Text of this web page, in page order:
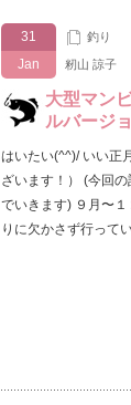
31
Jan
釣り
籾山 諒子
大型マン
ルバージョ
はいたい(^^)/ いい正
ざいます！） (今回
でいきます) ９月〜
りに欠かさず行って